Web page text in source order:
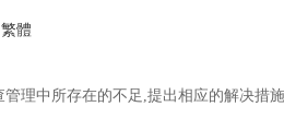
繁體
管理中所存在的不足,提出相应的解决措